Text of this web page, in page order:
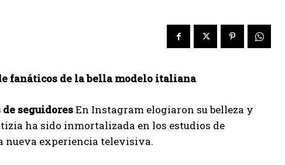
fanáticos de la bella modelo italiana
seguidoresEn Instagram elogiaron su belleza y
ha sido inmortalizada en los estudios de
nueva experiencia televisiva.